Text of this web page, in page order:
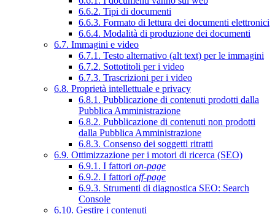
6.6.2. Tipi di documenti
6.6.3. Formato di lettura dei documenti elettronici
6.6.4. Modalità di produzione dei documenti
6.7. Immagini e video
6.7.1. Testo alternativo (alt text) per le immagini
6.7.2. Sottotitoli per i video
6.7.3. Trascrizioni per i video
6.8. Proprietà intellettuale e privacy
6.8.1. Pubblicazione di contenuti prodotti dalla
Pubblica Amministrazione
6.8.2. Pubblicazione di contenuti non prodotti
dalla Pubblica Amministrazione
6.8.3. Consenso dei soggetti ritratti
6.9. Ottimizzazione per i motori di ricerca (SEO)
6.9.1. I fattori on-page
6.9.2. I fattori off-page
6.9.3. Strumenti di diagnostica SEO: Search
Console
6.10. Gestire i contenuti